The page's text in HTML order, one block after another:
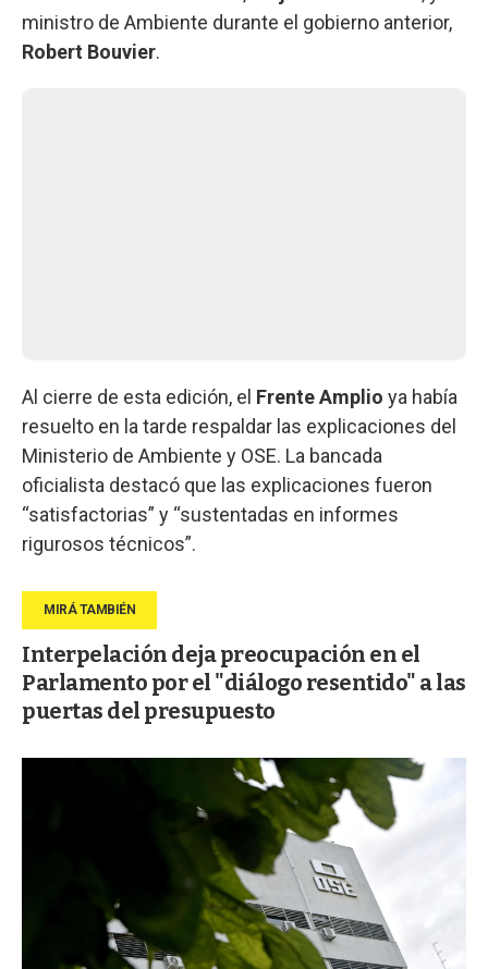
ministro de Ambiente durante el gobierno anterior,
Robert Bouvier.
Al cierre de esta edición, el Frente Amplio ya había
resuelto en la tarde respaldar las explicaciones del
Ministerio de Ambiente y OSE. La bancada
oficialista destacó que las explicaciones fueron
“satisfactorias” y “sustentadas en informes
rigurosos técnicos”.
Interpelación deja preocupación en el
Parlamento por el "diálogo resentido" a las
puertas del presupuesto